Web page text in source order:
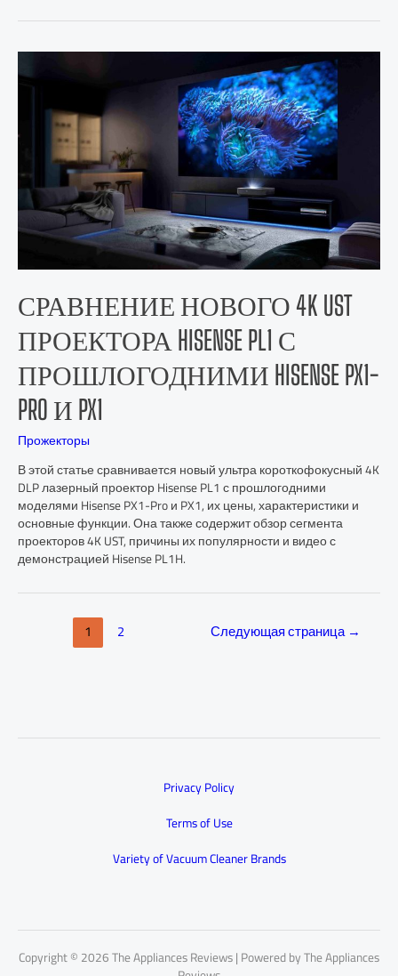
СРАВНЕНИЕ НОВОГО 4K UST
ПРОЕКТОРА HISENSE PL1 С
ПРОШЛОГОДНИМИ HISENSE PX1-
PRO И PX1
Прожекторы
В этой статье сравнивается новый ультра короткофокусный 4K
DLP лазерный проектор Hisense PL1 с прошлогодними
моделями Hisense PX1-Pro и PX1, их цены, характеристики и
основные функции. Она также содержит обзор сегмента
проекторов 4K UST, причины их популярности и видео с
демонстрацией Hisense PL1H.
1 2 Следующая страница→
Privacy Policy
Terms of Use
Variety of Vacuum Cleaner Brands
Copyright © 2026 The Appliances Reviews | Powered by The Appliances